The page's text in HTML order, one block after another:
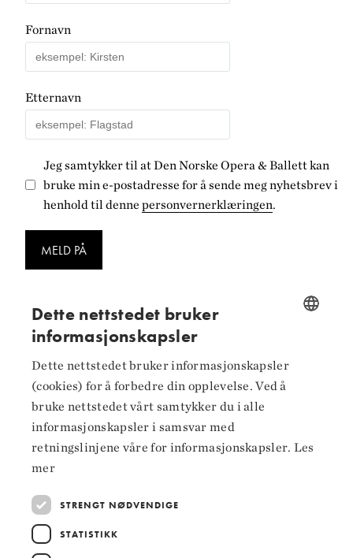
Fornavn
Etternavn
Jeg samtykker til at Den Norske Opera & Ballett kan
bruke min e-postadresse for å sende meg nyhetsbrev i
henhold til denne personvernerklæringen.
MELD PÅ
Følg oss på
Facebook
Instagram
LinkedIn
ENGLISH
Dette nettstedet bruker
informasjonskapsler
Dette nettstedet bruker informasjonskapsler
(cookies) for å forbedre din opplevelse. Ved å
bruke nettstedet vårt samtykker du i alle
informasjonskapsler i samsvar med
retningslinjene våre for informasjonskapsler. Les
mer
STRENGT NØDVENDIGE
STATISTIKK